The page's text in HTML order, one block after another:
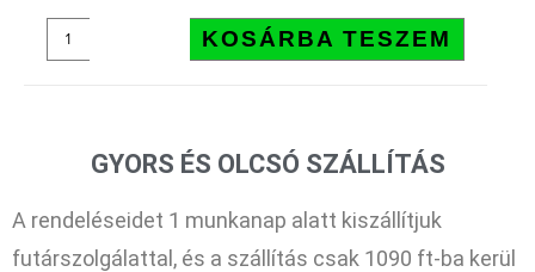
KOSÁRBA TESZEM
GYORS ÉS OLCSÓ SZÁLLÍTÁS
A rendeléseidet 1 munkanap alatt kiszállítjuk
futárszolgálattal, és a szállítás csak 1090 ft-ba kerül